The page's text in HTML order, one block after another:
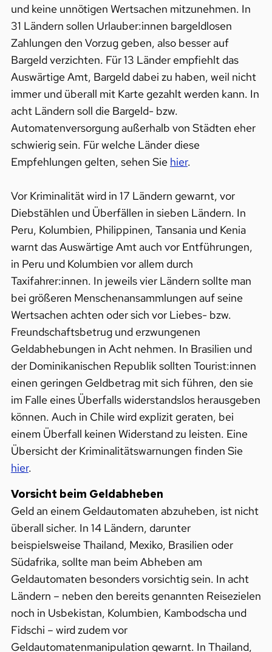
und keine unnötigen Wertsachen mitzunehmen. In
31 Ländern sollen Urlauber:innen bargeldlosen
Zahlungen den Vorzug geben, also besser auf
Bargeld verzichten. Für 13 Länder empfiehlt das
Auswärtige Amt, Bargeld dabei zu haben, weil nicht
immer und überall mit Karte gezahlt werden kann. In
acht Ländern soll die Bargeld- bzw.
Automatenversorgung außerhalb von Städten eher
schwierig sein. Für welche Länder diese
Empfehlungen gelten, sehen Sie hier.
Vor Kriminalität wird in 17 Ländern gewarnt, vor
Diebstählen und Überfällen in sieben Ländern. In
Peru, Kolumbien, Philippinen, Tansania und Kenia
warnt das Auswärtige Amt auch vor Entführungen,
in Peru und Kolumbien vor allem durch
Taxifahrer:innen. In jeweils vier Ländern sollte man
bei größeren Menschenansammlungen auf seine
Wertsachen achten oder sich vor Liebes- bzw.
Freundschaftsbetrug und erzwungenen
Geldabhebungen in Acht nehmen. In Brasilien und
der Dominikanischen Republik sollten Tourist:innen
einen geringen Geldbetrag mit sich führen, den sie
im Falle eines Überfalls widerstandslos herausgeben
können. Auch in Chile wird explizit geraten, bei
einem Überfall keinen Widerstand zu leisten. Eine
Übersicht der Kriminalitätswarnungen finden Sie
hier.
Vorsicht beim Geldabheben
Geld an einem Geldautomaten abzuheben, ist nicht
überall sicher. In 14 Ländern, darunter
beispielsweise Thailand, Mexiko, Brasilien oder
Südafrika, sollte man beim Abheben am
Geldautomaten besonders vorsichtig sein. In acht
Ländern – neben den bereits genannten Reisezielen
noch in Usbekistan, Kolumbien, Kambodscha und
Fidschi – wird zudem vor
Geldautomatenmanipulation gewarnt. In Thailand,